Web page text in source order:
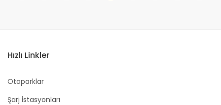
Hızlı Linkler
Otoparklar
Şarj İstasyonları